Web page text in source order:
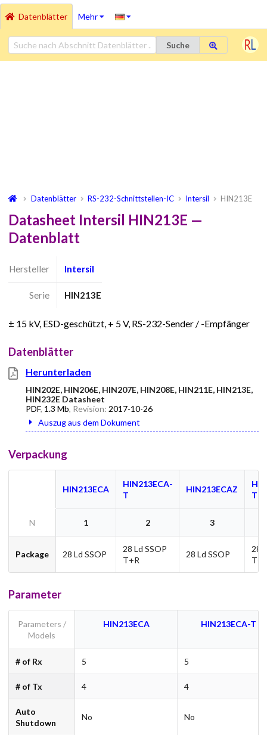
Datenblätter Mehr
Suche
Datenblätter RS-232-Schnittstellen-IC Intersil HIN213E
Datasheet Intersil HIN213E —
Datenblatt
Hersteller Intersil
Serie HIN213E
± 15 kV, ESD-geschützt, + 5 V, RS-232-Sender / -Empfänger
Datenblätter
Herunterladen
HIN202E, HIN206E, HIN207E, HIN208E, HIN211E, HIN213E,
HIN232E Datasheet
PDF, 1.3 Mb, Revision: 2017-10-26
Auszug aus dem Dokument
Verpackung
HIN213ECA
HIN213ECA-
T
HIN213ECAZ
T
N 1 2 3
Package 28 Ld SSOP
28 Ld SSOP
T+R
28 Ld SSOP
28
Parameter
Parameters /
Models
HIN213ECA HIN213ECA-T
# of Rx 5 5
# of Tx 4 4
Auto
Shutdown
No No